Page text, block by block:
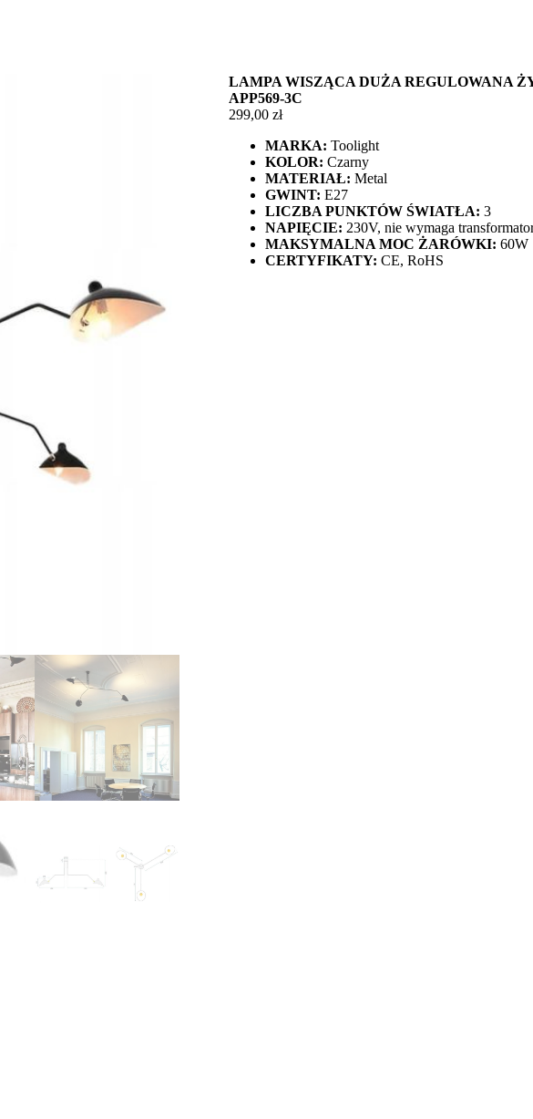
LAMPA WISZĄCA DUŻA REGULOWANA
APP569-3C
299,00 zł
MARKA: Toolight
KOLOR: Czarny
MATERIAŁ: Metal
GWINT: E27
LICZBA PUNKTÓW ŚWIATŁA: 3
NAPIĘCIE: 230V, nie wymaga
MAKSYMALNA MOC ŻARÓWKI: 60W
CERTYFIKATY: CE, RoHS